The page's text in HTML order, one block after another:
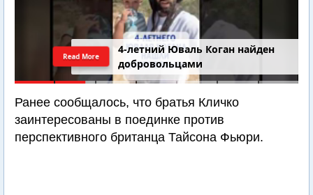
4-летний Юваль Коган найден
добровольцами
Read More
Ранее сообщалось, что братья Кличко
заинтересованы в поединке против
перспективного британца Тайсона Фьюри.